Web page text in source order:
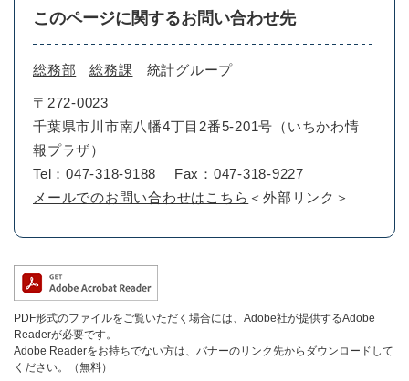
このページに関するお問い合わせ先
総務部 総務課 統計グループ
〒272-0023
千葉県市川市南八幡4丁目2番5-201号（いちかわ情
報プラザ）
Tel：047-318-9188
Fax：047-318-9227
メールでのお問い合わせはこちら ＜外部リンク＞
PDF形式のファイルをご覧いただく場合には、Adobe社が提供するAdobe
Readerが必要です。
Adobe Readerをお持ちでない方は、バナーのリンク先からダウンロードして
ください。（無料）